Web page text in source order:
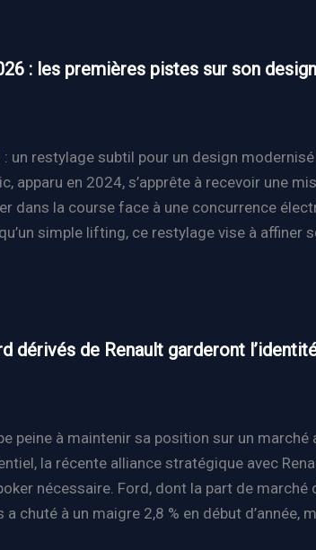
: les premières pistes sur son
un restylage subtil pour un design modernisé
apparu en 2024, s’apprête à recevoir une
dans la course face à une concurrence
simple lifting, ce restylage vise à affiner
dérivés de Renault garderont
peine à maintenir sa position sur un marché
la récente alliance stratégique avec
nécessaire. Ford, dont la part de marché
chuté à un maigre 2,8 % en début d’année,